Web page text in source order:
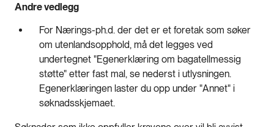
Andre vedlegg
For Nærings-ph.d. der det er et foretak som søker
om utenlandsopphold, må det legges ved
undertegnet "Egenerklæring om bagatellmessig
støtte" etter fast mal, se nederst i utlysningen.
Egenerklæringen laster du opp under "Annet" i
søknadsskjemaet.